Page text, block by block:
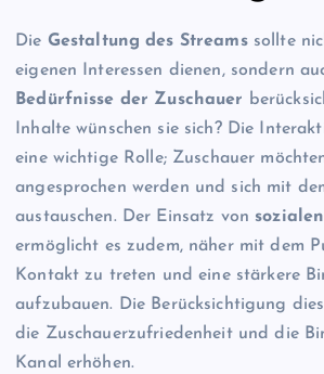
Die Gestaltung des Streamssollte
eigenen Interessen dienen, sondern
Bedürfnisse der Zuschauer
Inhalte wünschen sie sich? Die
eine wichtige Rolle; Zuschauer
angesprochen werden und sich mit
austauschen. Der Einsatz von
ermöglicht es zudem, näher mit dem
Kontakt zu treten und eine stärkere
aufzubauen. Die Berücksichtigung
die Zuschauerzufriedenheit und die
Kanal erhöhen.